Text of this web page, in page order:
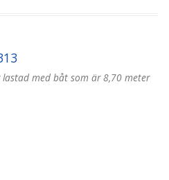
lastad med båt som är 8,70 meter